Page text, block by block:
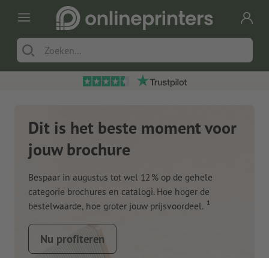
Dit is het beste moment voor
jouw brochure
Bespaar in augustus tot wel 12 % op de gehele
categorie brochures en catalogi. Hoe hoger de
bestelwaarde, hoe groter jouw prijsvoordeel. 1
Nu profiteren